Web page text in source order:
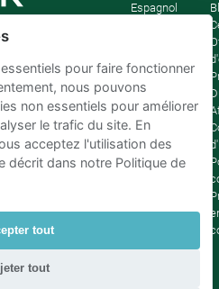
Espagnol
pour faire fonctionner
nous pouvons
non essentiels pour améliorer
le trafic du site. En
acceptez l'utilisation des
décrit dans notre Politique de
tout
tout